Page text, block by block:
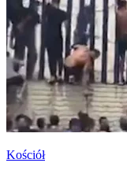
Kościół